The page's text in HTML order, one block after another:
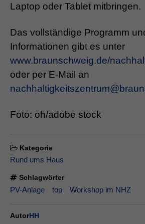
Laptop oder Tablet mitbringen.
Das vollständige Programm
Informationen gibt es unter
www.braunschweig.de/
oder per E-Mail an
Foto: oh/adobe stock
Kategorie
Rund ums Haus
Schlagwörter
PV-Anlage top Workshop im NHZ
AutorHH